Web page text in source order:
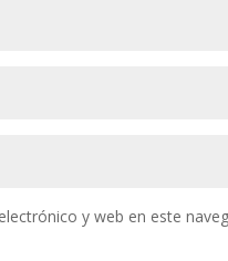
y web en este